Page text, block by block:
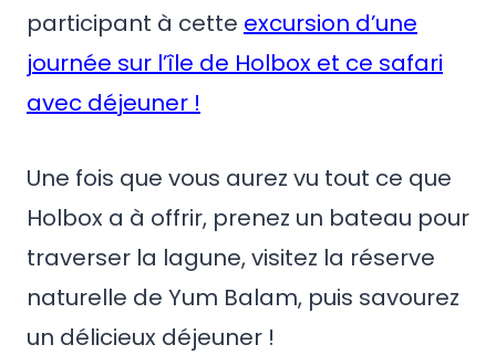
participant à cette excursion d’une
journée sur l’île de Holbox et ce safari
avec déjeuner !
Une fois que vous aurez vu tout ce que
Holbox a à offrir, prenez un bateau pour
traverser la lagune, visitez la réserve
naturelle de Yum Balam, puis savourez
un délicieux déjeuner !